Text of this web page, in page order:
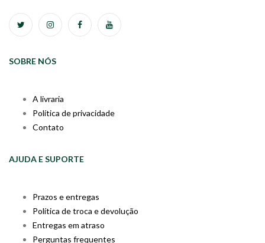
SOBRE NÓS
A livraria
Política de privacidade
Contato
AJUDA E SUPORTE
Prazos e entregas
Política de troca e devolução
Entregas em atraso
Perguntas frequentes